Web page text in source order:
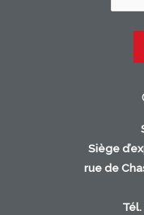
Siège
rue de
Tél.